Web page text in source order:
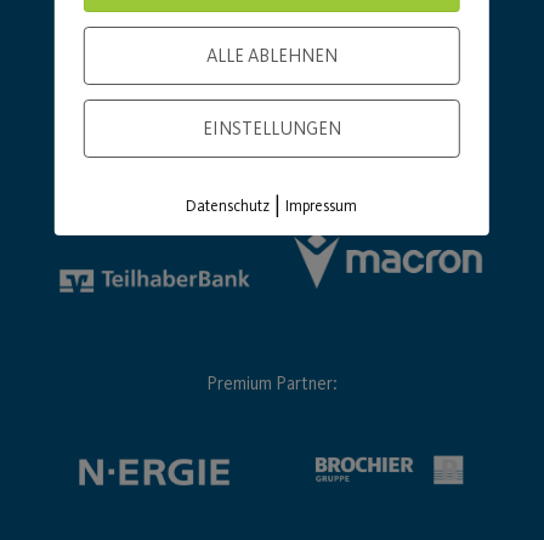
Hauptsponsor Generalausrüster
Premium Partner:
ALLE ABLEHNEN
EINSTELLUNGEN
Datenschutz |Impressum